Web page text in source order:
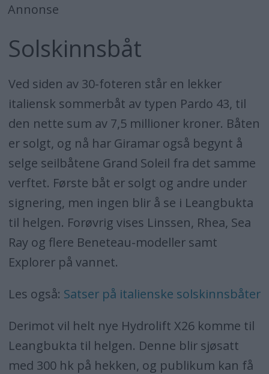
Annonse
Solskinnsbåt
Ved siden av 30-foteren står en lekker
italiensk sommerbåt av typen Pardo 43, til
den nette sum av 7,5 millioner kroner. Båten
er solgt, og nå har Giramar også begynt å
selge seilbåtene Grand Soleil fra det samme
verftet. Første båt er solgt og andre under
signering, men ingen blir å se i Leangbukta
til helgen. Forøvrig vises Linssen, Rhea, Sea
Ray og flere Beneteau-modeller samt
Explorer på vannet.
Les også: Satser på italienske solskinnsbåter
Derimot vil helt nye Hydrolift X26 komme til
Leangbukta til helgen. Denne blir sjøsatt
med 300 hk på hekken, og publikum kan få